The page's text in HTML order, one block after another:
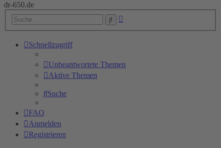
dr-650.de
Suche
Schnellzugriff
Unbeantwortete Themen
Aktive Themen
Suche
FAQ
Anmelden
Registrieren